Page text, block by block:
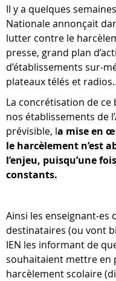
Il y a quelques
Nationale annonçait
lutter contre le
presse, grand plan
d’établissements sur-
plateaux télés et
La concrétisation de
nos établissements de
prévisible, la mise en
le harcèlement n’est
l’enjeu, puisqu’une
constants.
Ainsi les enseignant-es
destinataires (ou vont
IEN les informant de
souhaitaient mettre en
harcèlement scolaire